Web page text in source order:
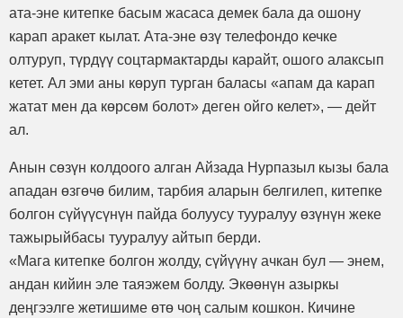
ата-эне китепке басым жасаса демек бала да ошону
карап аракет кылат. Ата-эне өзү телефондо кечке
олтуруп, түрдүү соцтармактарды карайт, ошого алаксып
кетет. Ал эми аны көруп турган баласы «апам да карап
жатат мен да көрсөм болот» деген ойго келет», — дейт
ал.
Анын сөзүн колдоого алган Айзада Нурпазыл кызы бала
ападан өзгөчө билим, тарбия аларын белгилеп, китепке
болгон сүйүүсүнүн пайда болуусу тууралуу өзүнүн жеке
тажырыйбасы тууралуу айтып берди.
«Мага китепке болгон жолду, сүйүүнү ачкан бул — энем,
андан кийин эле таяэжем болду. Экөөнүн азыркы
деңгээлге жетишиме өтө чоң салым кошкон. Кичине